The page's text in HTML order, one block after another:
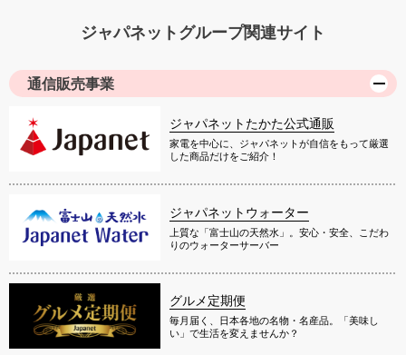
ジャパネットグループ関連サイト
通信販売事業
ジャパネットたかた公式通販
家電を中心に、ジャパネットが自信をもって厳選
した商品だけをご紹介！
ジャパネットウォーター
上質な「富士山の天然水」。安心・安全、こだわ
りのウォーターサーバー
グルメ定期便
毎月届く、日本各地の名物・名産品。「美味し
い」で生活を変えませんか？